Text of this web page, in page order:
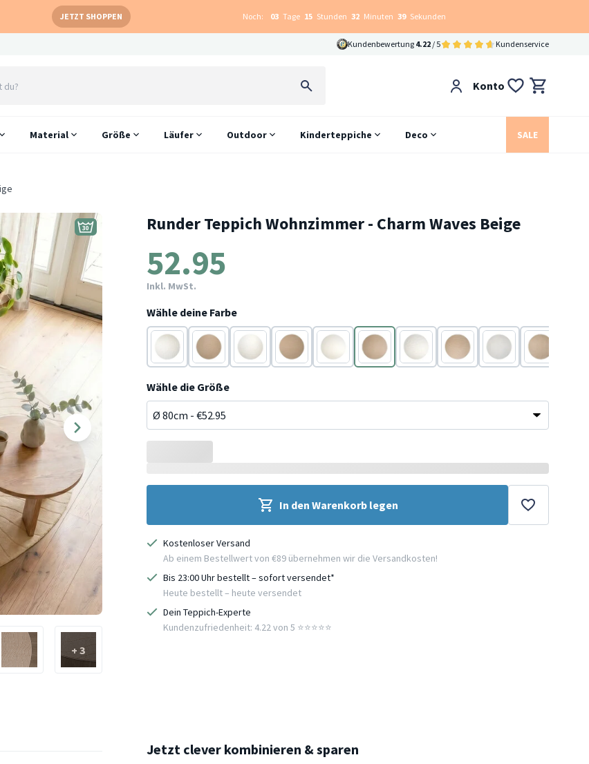
JETZT SHOPPEN Noch: 03 Tage 15 Stunden 32 Minuten 38 Sekunden
Kundenbewertung 4.22 / 5 Kundenservice
Konto
Material Größe Läufer Outdoor Kinderteppiche Deco SALE
+ 3
Runder Teppich Wohnzimmer - Charm Waves Beige
52.95
Inkl. MwSt.
Wähle deine Farbe
Weiß Beige Weiß Beige Weiß Beige Weiß Beige Weiß
Beige
Wähle die Größe
In den Warenkorb legen
Kostenloser Versand
Ab einem Bestellwert von €89 übernehmen wir die Versandkosten!
Bis 23:00 Uhr bestellt – sofort versendet*
Heute bestellt – heute versendet
Dein Teppich-Experte
Kundenzufriedenheit: 4.22 von 5 ⭐️⭐️⭐️⭐️⭐️
Jetzt clever kombinieren & sparen